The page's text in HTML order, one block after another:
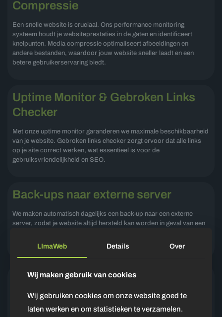
Compressie
Een snelle website is cruciaal. Ons performance monitoring
systeem houdt je websiteprestaties in de gaten en identificeert
knelpunten. Media compressie optimaliseert afbeeldingen en
andere bestanden, waardoor jouw website sneller laadt en een
betere gebruikerservaring biedt.
Uptime Monitor & Gebroken Links
Checker
Met onze uptime monitor garanderen we maximale beschikbaarheid
van je website. Gebroken links checker zorgt ervoor dat alle links
op je site correct werken, wat essentieel is voor de
gebruiksvriendelijkheid en SEO.
Back-ups naar externe server
We maken automatisch dagelijks een back-up naar een externe
server, zodat je website altijd hersteld kan worden in geval van een
met 1-klik op de knop, kun je een back-up terugzetten!
Maandelijkse Rapportages
Elke maand ontvang je een gedetailleerde rapportage over de
prestaties en status van je website. Dit biedt je een duidelijk
LImaWeb Details Over
Wij maken gebruik van cookies
Wij gebruiken cookies om onze website goed te
laten werken en om statistieken te verzamelen.